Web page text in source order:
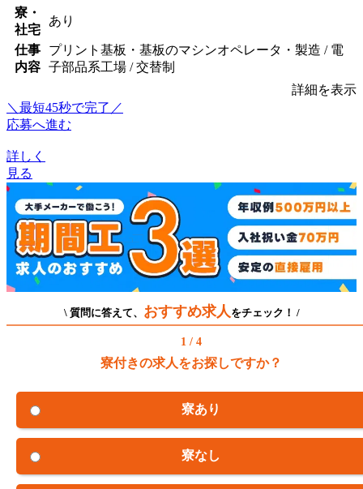
寮・
社宅
あり
仕事
内容
プリント基板・基板のマシンオペレータ・製造 / 電
子部品系工場 / 交替制
詳細を表示
＼最短45秒で完了／
応募へ進む
詳しく
見る
\ 質問に答えて、 おすすめ求人 をチェック！ /
1 / 4
寮付きの求人をお探しですか？
寮あり
寮なし